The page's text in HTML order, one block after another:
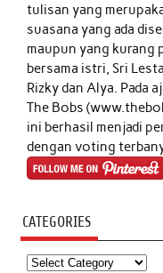
tulisan yang
suasana yang ada
maupun yang kurang
bersama istri, Sri
Rizky dan Alya. Pada
The Bobs
ini berhasil menjadi
dengan voting
CATEGORIES
Categories